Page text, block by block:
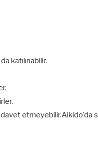
katılınabilir.
etmeyebilir.Aikido’da